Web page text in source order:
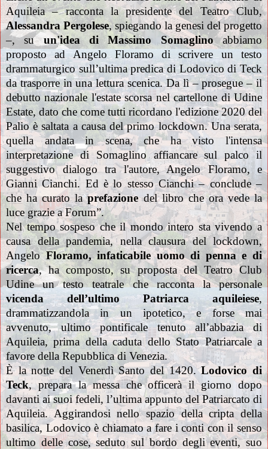
Aquileia – racconta la presidente del Teatro Club,
Alessandra Pergolese, spiegando la genesi del progetto
–, suun'idea di Massimo Somaglinoabbiamo
proposto ad Angelo Floramo di scrivere un testo
drammaturgico sull’ultima predica di Lodovico di Teck
da trasporre in una lettura scenica. Da lì – prosegue – il
debutto nazionale l'estate scorsa nel cartellone di Udine
Estate, dato che come tutti ricordano l'edizione 2020 del
Palio è saltata a causa del primo lockdown. Una serata,
quella andata in scena, che ha visto l'intensa
interpretazione di Somaglino affiancare sul palco il
suggestivo dialogo tra l'autore, Angelo Floramo, e
Gianni Cianchi. Ed è lo stesso Cianchi – conclude –
che ha curato laprefazionedel libro che ora vede la
luce grazie a Forum”.
Nel tempo sospeso che il mondo intero sta vivendo a
causa della pandemia, nella clausura del lockdown,
AngeloFloramo, infaticabile uomo di penna e di
ricerca, ha composto, su proposta del Teatro Club
Udine un testo teatrale che racconta la personale
vicenda dell’ultimo Patriarca aquileiese,
drammatizzandola in un ipotetico, e forse mai
avvenuto, ultimo pontificale tenuto all’abbazia di
Aquileia, prima della caduta dello Stato Patriarcale a
favore della Repubblica di Venezia.
È la notte del Venerdì Santo del 1420.Lodovico di
Teck, prepara la messa che officerà il giorno dopo
davanti ai suoi fedeli, l’ultima appunto del Patriarcato di
Aquileia. Aggirandosi nello spazio della cripta della
basilica, Lodovico è chiamato a fare i conti con il senso
ultimo delle cose, seduto sul bordo degli eventi, suo